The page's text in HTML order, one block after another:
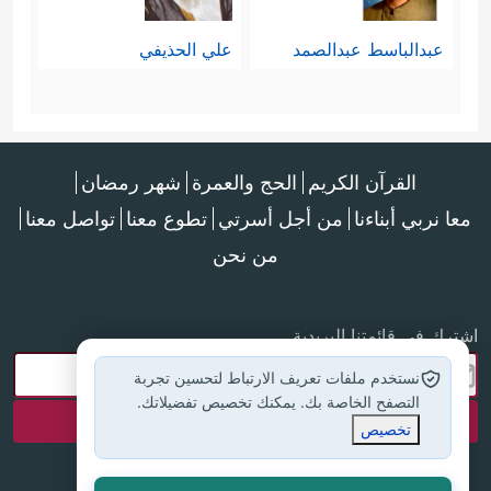
أعماق المحيطات ولا ركب في طبقات
المعلومات ما تبدد عنه شكوكه ومخاوفه،
فعابد الحجارة الصغيرة كيف سيتعامل
مع هذا الكون؟
بالجهل تحت مظلَّة (الصدفة) وهي
ترسيخٌ للجهل لا أكثر، فأيُّ أمنٍ يشعر به
وهو لا يرى في كلِّ ما يراه إلا الفوضى
والعشوائيَّة الخالية عن كلِّ قصدٍ، وعن
عبدالباسط عبدالصمد علي الحذيفي
القرآن الكريم الحج والعمرة شهر رمضان
معا نربي أبناءنا من أجل أسرتي تطوع معنا تواصل معنا
من نحن
اشترك في قائمتنا البريدية
نستخدم ملفات تعريف الارتباط لتحسين تجربة
التصفح الخاصة بك. يمكنك تخصيص تفضيلاتك.
تخصيص